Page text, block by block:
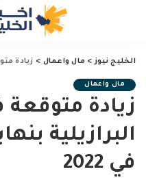
الخليج نيوز> مال واعمال > زيادة
مال واعمال
زيادة متوقعة
البرازيلية
في 2022